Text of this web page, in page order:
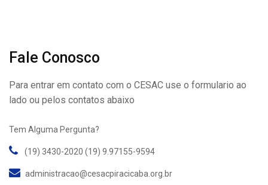
Fale Conosco
Para entrar em contato com o CESAC use o formulario ao
lado ou pelos contatos abaixo
Tem Alguma Pergunta?
(19) 3430-2020 (19) 9.97155-9594
administracao@cesacpiracicaba.org.br